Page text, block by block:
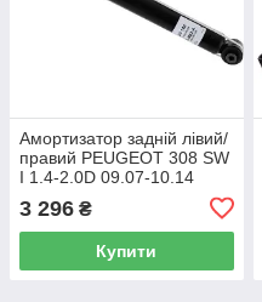
Амортизатор задній лівий/
правий PEUGEOT 308 SW
I 1.4-2.0D 09.07-10.14
OE 5206PY
3 296 ₴
Купити